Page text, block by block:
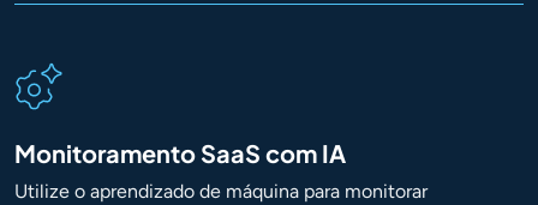
Monitoramento SaaS com IA
Utilize o aprendizado de máquina para monitorar